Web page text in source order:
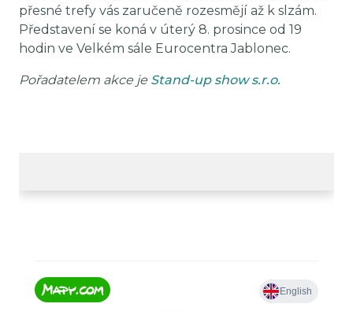
přesné trefy vás zaručeně rozesmějí až k slzám.
Představení se koná v úterý 8. prosince od 19
hodin ve Velkém sále Eurocentra Jablonec.
Pořadatelem akce je Stand-up show s.r.o.